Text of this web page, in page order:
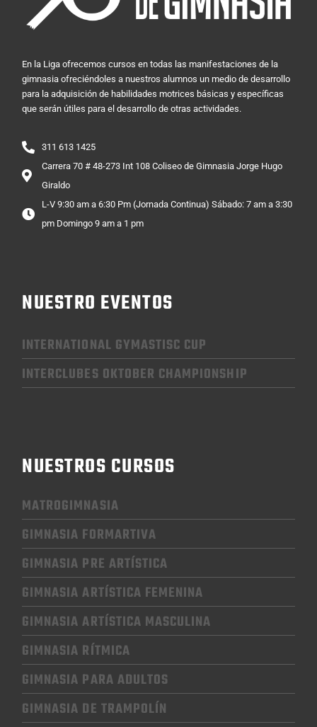
En la Liga ofrecemos cursos en todas las manifestaciones de la
gimnasia ofreciéndoles a nuestros alumnos un medio de desarrollo
para la adquisición de habilidades motrices básicas y específicas
que serán útiles para el desarrollo de otras actividades.
311 613 1425
Carrera 70 # 48-273 Int 108 Coliseo de Gimnasia Jorge Hugo
Giraldo
L-V 9:30 am a 6:30 Pm (Jornada Continua) Sábado: 7 am a 3:30
pm Domingo 9 am a 1 pm
NUESTRO EVENTOS
INTERNATIONAL GYMASTISC CUP
INTERCLUBES OKTOBER CHAMPIONSHIP
NUESTROS CURSOS
MATROGIMNASIA
GIMNASIA FORMARTIVA
GIMNASIA PRE ARTÍSTICA
GIMNASIA ARTÍSTICA FEMENINA
GIMNASIA ARTÍSTICA MASCULINA
GIMNASIA RÍTMICA
GIMNASIA PARA ADULTOS
GIMNASIA DE TRAMPOLÍN